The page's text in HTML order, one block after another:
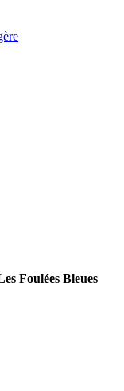
Foulées Bleues